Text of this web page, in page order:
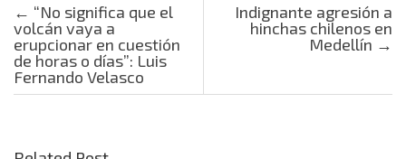
Post navigation
← “No significa que el
volcán vaya a
erupcionar en cuestión
de horas o días”: Luis
Fernando Velasco
Indignante agresión a
hinchas chilenos en
Medellín →